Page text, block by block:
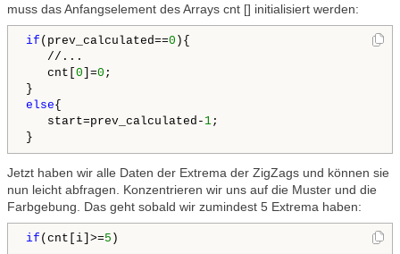
muss das Anfangselement des Arrays cnt [] initialisiert werden:
if (prev_calculated==0 ){
//...
cnt[ 0 ]=0 ;
else{
start=prev_calculated- 1;
Jetzt haben wir alle Daten der Extrema der ZigZags und können sie
nun leicht abfragen. Konzentrieren wir uns auf die Muster und die
Farbgebung. Das geht sobald wir zumindest 5 Extrema haben:
if (cnt[i]>=5 )